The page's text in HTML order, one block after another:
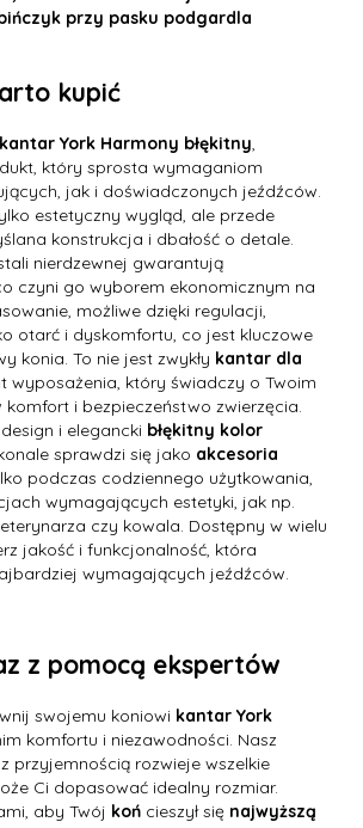
przy pasku podgardla
kupić
kantar York Harmony błękitny,
który sprosta wymaganiom
jak i doświadczonych jeźdźców.
estetyczny wygląd, ale przede
konstrukcja i dbałość o detale.
nierdzewnej gwarantują
czyni go wyborem ekonomicznym na
możliwe dzięki regulacji,
otarć i dyskomfortu, co jest kluczowe
konia. To nie jest zwykły kantar dla
wyposażenia, który świadczy o Twoim
i bezpieczeństwo zwierzęcia.
i elegancki błękitny kolor
sprawdzi się jako akcesoria
podczas codziennego użytkowania,
wymagających estetyki, jak np.
czy kowala. Dostępny w wielu
jakość i funkcjonalność, która
wymagających jeźdźców.
z pomocą ekspertów
swojemu koniowi kantar York
komfortu i niezawodności. Nasz
przyjemnością rozwieje wszelkie
Ci dopasować idealny rozmiar.
aby Twój koń cieszył się najwyższą